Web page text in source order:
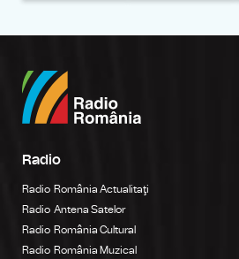
Radio
Radio România Actualitaţi
Radio Antena Satelor
Radio România Cultural
Radio România Muzical